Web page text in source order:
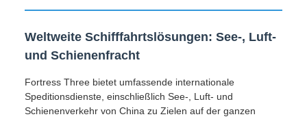
Weltweite Schifffahrtslösungen: See-, Luft-
und Schienenfracht
Fortress Three bietet umfassende internationale
Speditionsdienste, einschließlich See-, Luft- und
Schienenverkehr von China zu Zielen auf der ganzen